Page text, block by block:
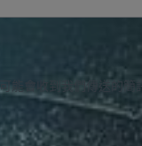
能會收到我們傳送的簡